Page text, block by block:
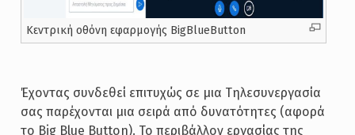
Κεντρική οθόνη εφαρμογής BigBlueButton
Έχοντας συνδεθεί επιτυχώς σε μια Τηλεσυνεργασία
σας παρέχονται μια σειρά από δυνατότητες (αφορά
το Big Blue Button). Το περιβάλλον εργασίας της